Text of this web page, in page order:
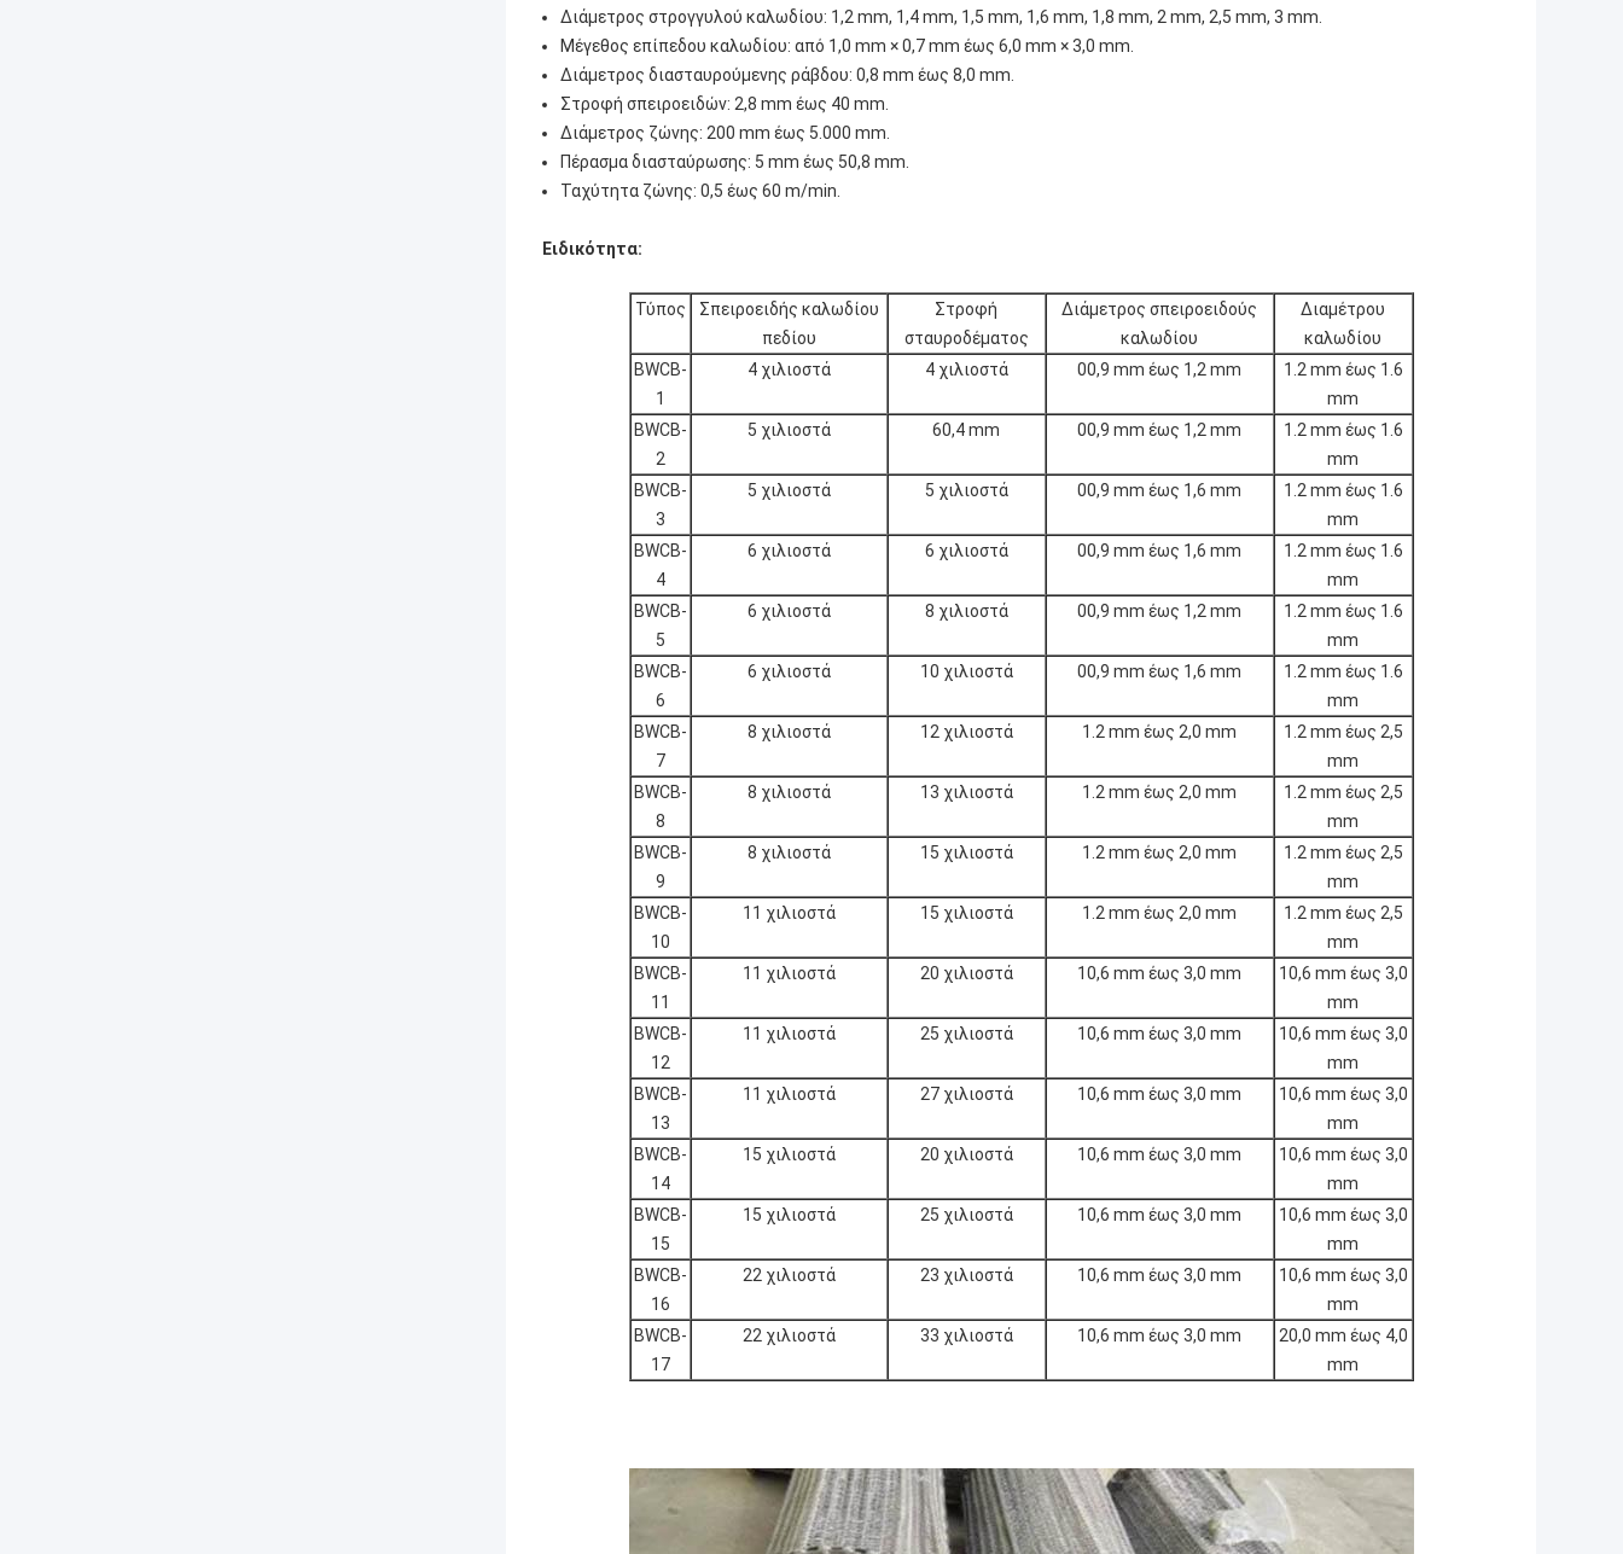
Διάμετρος στρογγυλού καλωδίου: 1,2 mm, 1,4 mm, 1,5 mm, 1,6 mm, 1,8 mm, 2 mm, 2,5 mm, 3 mm.
Μέγεθος επίπεδου καλωδίου: από 1,0 mm × 0,7 mm έως 6,0 mm × 3,0 mm.
Διάμετρος διασταυρούμενης ράβδου: 0,8 mm έως 8,0 mm.
Στροφή σπειροειδών: 2,8 mm έως 40 mm.
Διάμετρος ζώνης: 200 mm έως 5.000 mm.
Πέρασμα διασταύρωσης: 5 mm έως 50,8 mm.
Ταχύτητα ζώνης: 0,5 έως 60 m/min.
Ειδικότητα:
Τύπος
Σπειροειδής καλωδίου
πεδίου
Στροφή
σταυροδέματος
Διάμετρος σπειροειδούς
καλωδίου
Διαμέτρου
καλωδίου
BWCB-
1
4 χιλιοστά 4 χιλιοστά 00,9 mm έως 1,2 mm
1.2 mm έως 1.6
mm
BWCB-
2
5 χιλιοστά 60,4 mm 00,9 mm έως 1,2 mm
1.2 mm έως 1.6
mm
BWCB-
3
5 χιλιοστά 5 χιλιοστά 00,9 mm έως 1,6 mm
1.2 mm έως 1.6
mm
BWCB-
4
6 χιλιοστά 6 χιλιοστά 00,9 mm έως 1,6 mm
1.2 mm έως 1.6
mm
BWCB-
5
6 χιλιοστά 8 χιλιοστά 00,9 mm έως 1,2 mm
1.2 mm έως 1.6
mm
BWCB-
6
6 χιλιοστά 10 χιλιοστά 00,9 mm έως 1,6 mm
1.2 mm έως 1.6
mm
BWCB-
7
8 χιλιοστά 12 χιλιοστά 1.2 mm έως 2,0 mm
1.2 mm έως 2,5
mm
BWCB-
8
8 χιλιοστά 13 χιλιοστά 1.2 mm έως 2,0 mm
1.2 mm έως 2,5
mm
BWCB-
9
8 χιλιοστά 15 χιλιοστά 1.2 mm έως 2,0 mm
1.2 mm έως 2,5
mm
BWCB-
10
11 χιλιοστά 15 χιλιοστά 1.2 mm έως 2,0 mm
1.2 mm έως 2,5
mm
BWCB-
11
11 χιλιοστά 20 χιλιοστά 10,6 mm έως 3,0 mm
10,6 mm έως 3,0
mm
BWCB-
12
11 χιλιοστά 25 χιλιοστά 10,6 mm έως 3,0 mm
10,6 mm έως 3,0
mm
BWCB-
13
11 χιλιοστά 27 χιλιοστά 10,6 mm έως 3,0 mm
10,6 mm έως 3,0
mm
BWCB-
14
15 χιλιοστά 20 χιλιοστά 10,6 mm έως 3,0 mm
10,6 mm έως 3,0
mm
BWCB-
15
15 χιλιοστά 25 χιλιοστά 10,6 mm έως 3,0 mm
10,6 mm έως 3,0
mm
BWCB-
16
22 χιλιοστά 23 χιλιοστά 10,6 mm έως 3,0 mm
10,6 mm έως 3,0
mm
BWCB-
17
22 χιλιοστά 33 χιλιοστά 10,6 mm έως 3,0 mm
20,0 mm έως 4,0
mm